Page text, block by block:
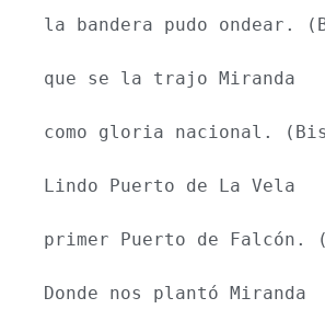
la bandera pudo ondear.
que se la trajo Miranda
como gloria nacional.
Lindo Puerto de La Vela
primer Puerto de Falcón.
Donde nos plantó Miranda